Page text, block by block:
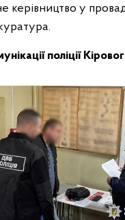
керівництво у
поліції